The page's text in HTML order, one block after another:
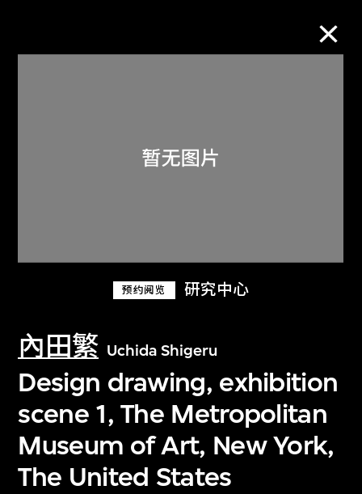
预约阅览 研究中心
內田繁 Uchida Shigeru
Design drawing, exhibition
scene 1, The Metropolitan
Museum of Art, New York,
The United States
关于M+藏品
探索世界顶级的二十及二十一世纪视觉
文化藏品。